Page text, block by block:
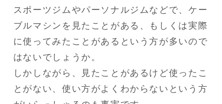
スポーツジムやパーソナルジムなどで、ケー
ブルマシンを見たことがある、もしくは実際
に使ってみたことがあるという方が多いので
はないでしょうか。
しかしながら、見たことがあるけど使ったこ
とがない、使い方がよくわからないという方